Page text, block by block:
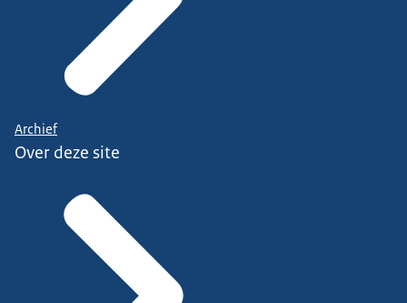
Archief
Over deze site